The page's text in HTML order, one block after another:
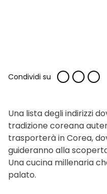
Condividi su
Una lista degli indirizzi
tradizione coreana
trasporterà in Corea,
guideranno alla
Una cucina millenaria
palato.